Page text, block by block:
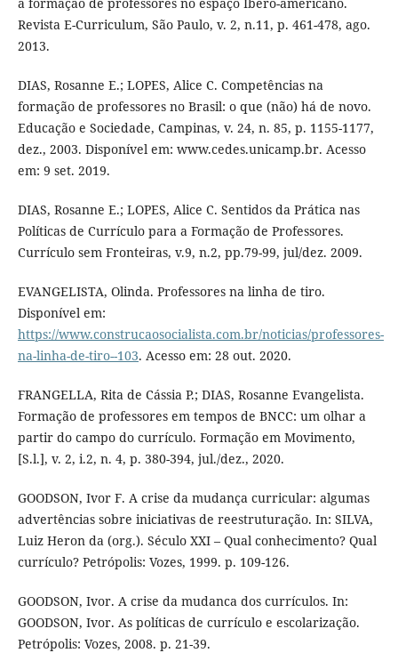
Revista E-Curriculum, São Paulo, v. 2, n.11, p. 461-478, ago.
2013.
DIAS, Rosanne E.; LOPES, Alice C. Competências na
formação de professores no Brasil: o que (não) há de novo.
Educação e Sociedade, Campinas, v. 24, n. 85, p. 1155-1177,
dez., 2003. Disponível em: www.cedes.unicamp.br. Acesso
em: 9 set. 2019.
DIAS, Rosanne E.; LOPES, Alice C. Sentidos da Prática nas
Políticas de Currículo para a Formação de Professores.
Currículo sem Fronteiras, v.9, n.2, pp.79-99, jul/dez. 2009.
EVANGELISTA, Olinda. Professores na linha de tiro.
Disponível em:
https://www.construcaosocialista.com.br/noticias/professores-
na-linha-de-tiro--103. Acesso em: 28 out. 2020.
FRANGELLA, Rita de Cássia P.; DIAS, Rosanne Evangelista.
Formação de professores em tempos de BNCC: um olhar a
partir do campo do currículo. Formação em Movimento,
[S.l.], v. 2, i.2, n. 4, p. 380-394, jul./dez., 2020.
GOODSON, Ivor F. A crise da mudança curricular: algumas
advertências sobre iniciativas de reestruturação. In: SILVA,
Luiz Heron da (org.). Século XXI – Qual conhecimento? Qual
currículo? Petrópolis: Vozes, 1999. p. 109-126.
GOODSON, Ivor. A crise da mudanca dos currículos. In:
GOODSON, Ivor. As políticas de currículo e escolarização.
Petrópolis: Vozes, 2008. p. 21-39.